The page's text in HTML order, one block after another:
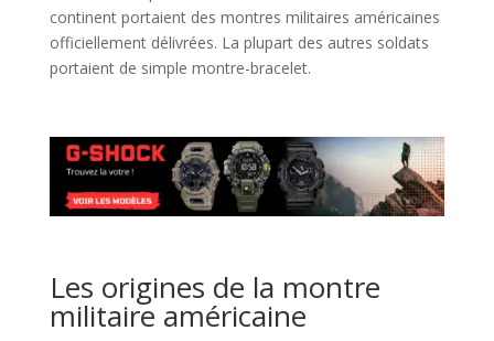
continent portaient des montres militaires américaines
officiellement délivrées. La plupart des autres soldats
portaient de simple montre-bracelet.
Les origines de la montre
militaire américaine